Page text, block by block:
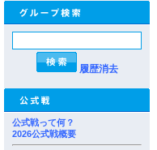
履歴消去
公式戦って何？
2026公式戦概要